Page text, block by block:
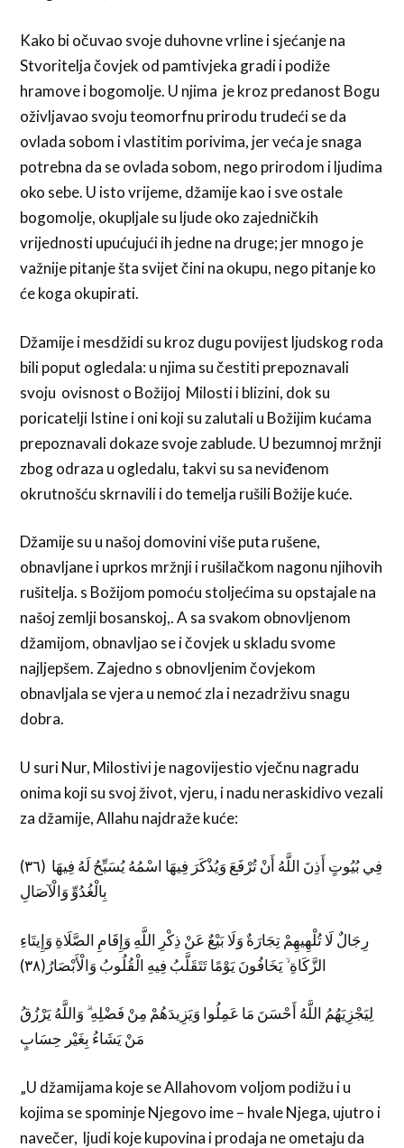
Kako bi očuvao svoje duhovne vrline i sjećanje na
Stvoritelja čovjek od pamtivjeka gradi i podiže
hramove i bogomolje. U njima je kroz predanost Bogu
oživljavao svoju teomorfnu prirodu trudeći se da
ovlada sobom i vlastitim porivima, jer veća je snaga
potrebna da se ovlada sobom, nego prirodom i ljudima
oko sebe. U isto vrijeme, džamije kao i sve ostale
bogomolje, okupljale su ljude oko zajedničkih
vrijednosti upućujući ih jedne na druge; jer mnogo je
važnije pitanje šta svijet čini na okupu, nego pitanje ko
će koga okupirati.
Džamije i mesdžidi su kroz dugu povijest ljudskog roda
bili poput ogledala: u njima su čestiti prepoznavali
svoju ovisnost o Božijoj Milosti i blizini, dok su
poricatelji Istine i oni koji su zalutali u Božijim kućama
prepoznavali dokaze svoje zablude. U bezumnoj mržnji
zbog odraza u ogledalu, takvi su sa neviđenom
okrutnošću skrnavili i do temelja rušili Božije kuće.
Džamije su u našoj domovini više puta rušene,
obnavljane i uprkos mržnji i rušilačkom nagonu njihovih
rušitelja. s Božijom pomoću stoljećima su opstajale na
našoj zemlji bosanskoj,. A sa svakom obnovljenom
džamijom, obnavljao se i čovjek u skladu svome
najljepšem. Zajedno s obnovljenim čovjekom
obnavljala se vjera u nemoć zla i nezadrživu snagu
dobra.
U suri Nur, Milostivi je nagovijestio vječnu nagradu
onima koji su svoj život, vjeru, i nadu neraskidivo vezali
za džamije, Allahu najdraže kuće:
(٣٦) فِي بُيُوتٍ أَذِنَ اللَّهُ أَنْ تُرْفَعَ وَيُذْكَرَ فِيهَا اسْمُهُ يُسَبِّحُ لَهُ فِيهَا
بِالْغُدُوِّ وَالْآصَالِ
رِجَالٌ لَا تُلْهِيهِمْ تِجَارَةٌ وَلَا بَيْعٌ عَنْ ذِكْرِ اللَّهِ وَإِقَامِ الصَّلَاةِ وَإِيتَاءِ
الزَّكَاةِ ۙ يَخَافُونَ يَوْمًا تَتَقَلَّبُ فِيهِ الْقُلُوبُ وَالْأَبْصَارُ(٣٨)
لِيَجْزِيَهُمُ اللَّهُ أَحْسَنَ مَا عَمِلُوا وَيَزِيدَهُمْ مِنْ فَضْلِهِ ۗ وَاللَّهُ يَرْزُقُ
مَنْ يَشَاءُ بِغَيْر حِسَابٍ
„U džamijama koje se Allahovom voljom podižu i u
kojima se spominje Njegovo ime – hvale Njega, ujutro i
navečer, ljudi koje kupovina i prodaja ne ometaju da